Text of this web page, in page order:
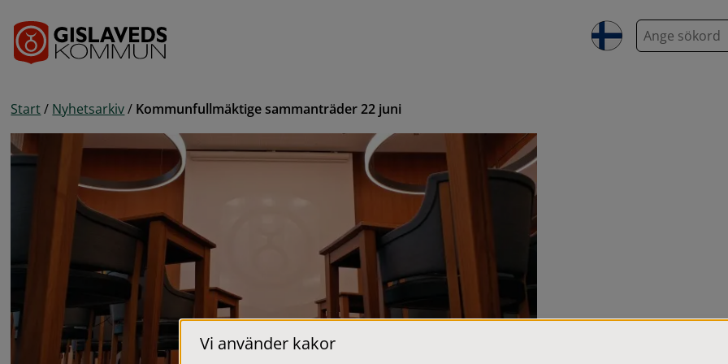
S
ö
Start / Nyhetsarkiv / Kommunfullmäktige sammanträder 22 juni
Vi använder kakor